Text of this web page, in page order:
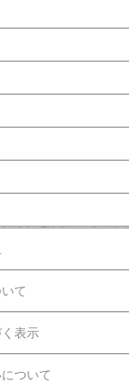
て
表示
ついて